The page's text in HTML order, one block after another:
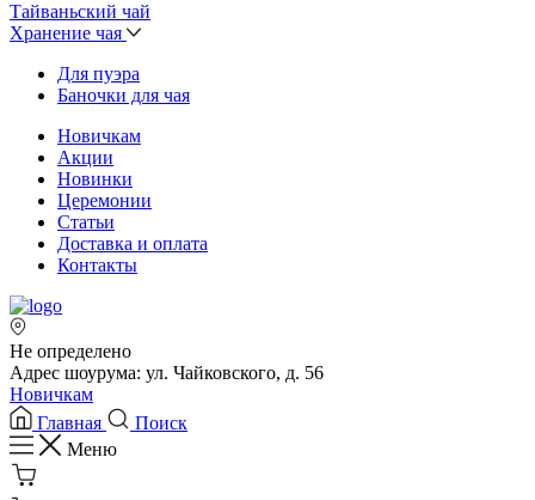
Тайваньский чай
Хранение чая
Для пуэра
Баночки для чая
Новичкам
Акции
Новинки
Церемонии
Статьи
Доставка и оплата
Контакты
Не определено
Адрес шоурума: ул. Чайковского, д. 56
Новичкам
Главная
Поиск
Меню